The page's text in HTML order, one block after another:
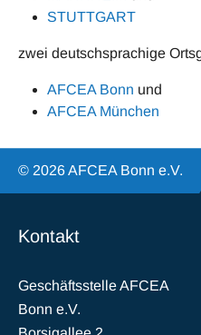
STUTTGART
zwei deutschsprachige
AFCEA Bonn und
AFCEA München
© 2026 AFCEA Bonn e.V.
Kontakt
Geschäftsstelle AFCEA
Bonn e.V.